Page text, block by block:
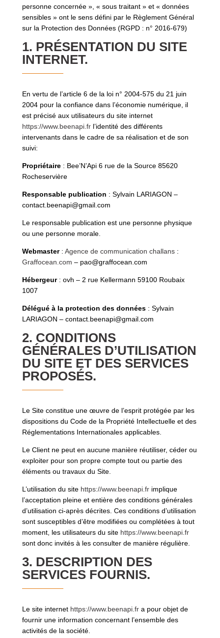
personne concernée », « sous traitant » et « données
sensibles » ont le sens défini par le Règlement Général
sur la Protection des Données (RGPD : n° 2016-679)
1. PRÉSENTATION DU SITE
INTERNET.
En vertu de l’article 6 de la loi n° 2004-575 du 21 juin
2004 pour la confiance dans l’économie numérique, il
est précisé aux utilisateurs du site internet
https://www.beenapi.frl’identité des différents
intervenants dans le cadre de sa réalisation et de son
suivi:
Propriétaire: Bee’N’Api 6 rue de la Source 85620
Rocheservière
Responsable publication : Sylvain LARIAGON –
contact.beenapi@gmail.com
Le responsable publication est une personne physique
ou une personne morale.
Webmaster: Agence de communication challans:
Graffocean.com – pao@graffocean.com
Hébergeur: ovh – 2 rue Kellermann 59100 Roubaix
1007
Délégué à la protection des données: Sylvain
LARIAGON – contact.beenapi@gmail.com
2. CONDITIONS
GÉNÉRALES D’UTILISATION
DU SITE ET DES SERVICES
PROPOSÉS.
Le Site constitue une œuvre de l’esprit protégée par les
dispositions du Code de la Propriété Intellectuelle et des
Réglementations Internationales applicables.
Le Client ne peut en aucune manière réutiliser, céder ou
exploiter pour son propre compte tout ou partie des
éléments ou travaux du Site.
L’utilisation du sitehttps://www.beenapi.frimplique
l’acceptation pleine et entière des conditions générales
d’utilisation ci-après décrites. Ces conditions d’utilisation
sont susceptibles d’être modifiées ou complétées à tout
moment, les utilisateurs du sitehttps://www.beenapi.fr
sont donc invités à les consulter de manière régulière.
3. DESCRIPTION DES
SERVICES FOURNIS.
Le site internethttps://www.beenapi.fra pour objet de
fournir une information concernant l’ensemble des
activités de la société.